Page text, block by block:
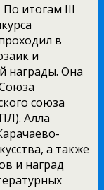
По итогам III
в
и
награды. Она
союза
Алла
а также
и наград